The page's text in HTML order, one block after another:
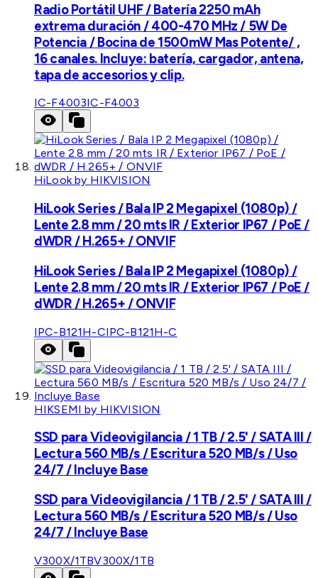
Radio Portátil UHF / Batería 2250 mAh
extrema duración / 400-470 MHz / 5W De
Potencia / Bocina de 1500mW Mas Potente/ ,
16 canales. Incluye: batería, cargador, antena,
tapa de accesorios y clip.
IC-F4003IC-F4003
HiLook by HIKVISION
HiLook Series / Bala IP 2 Megapixel (1080p) /
Lente 2.8 mm / 20 mts IR / Exterior IP67 / PoE /
dWDR / H.265+ / ONVIF
HiLook Series / Bala IP 2 Megapixel (1080p) /
Lente 2.8 mm / 20 mts IR / Exterior IP67 / PoE /
dWDR / H.265+ / ONVIF
IPC-B121H-CIPC-B121H-C
HIKSEMI by HIKVISION
SSD para Videovigilancia / 1 TB / 2.5' / SATA III /
Lectura 560 MB/s / Escritura 520 MB/s / Uso
24/7 / Incluye Base
SSD para Videovigilancia / 1 TB / 2.5' / SATA III /
Lectura 560 MB/s / Escritura 520 MB/s / Uso
24/7 / Incluye Base
V300X/1TBV300X/1TB